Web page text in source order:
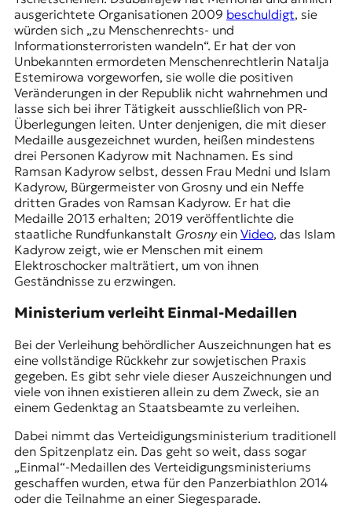
ausgerichtete Organisationen 2009 beschuldigt, sie
würden sich „zu Menschenrechts- und
Informationsterroristen wandeln“. Er hat der von
Unbekannten ermordeten Menschenrechtlerin Natalja
Estemirowa vorgeworfen, sie wolle die positiven
Veränderungen in der Republik nicht wahrnehmen und
lasse sich bei ihrer Tätigkeit ausschließlich von PR-
Überlegungen leiten. Unter denjenigen, die mit dieser
Medaille ausgezeichnet wurden, heißen mindestens
drei Personen Kadyrow mit Nachnamen. Es sind
Ramsan Kadyrow selbst, dessen Frau Medni und Islam
Kadyrow, Bürgermeister von Grosny und ein Neffe
dritten Grades von Ramsan Kadyrow. Er hat die
Medaille 2013 erhalten; 2019 veröffentlichte die
staatliche Rundfunkanstalt Grosnyein Video, das Islam
Kadyrow zeigt, wie er Menschen mit einem
Elektroschocker malträtiert, um von ihnen
Geständnisse zu erzwingen.
Ministerium verleiht Einmal-Medaillen
Bei der Verleihung behördlicher Auszeichnungen hat es
eine vollständige Rückkehr zur sowjetischen Praxis
gegeben. Es gibt sehr viele dieser Auszeichnungen und
viele von ihnen existieren allein zu dem Zweck, sie an
einem Gedenktag an Staatsbeamte zu verleihen.
Dabei nimmt das Verteidigungsministerium traditionell
den Spitzenplatz ein. Das geht so weit, dass sogar
„Einmal“-Medaillen des Verteidigungsministeriums
geschaffen wurden, etwa für den Panzerbiathlon 2014
oder die Teilnahme an einer Siegesparade.